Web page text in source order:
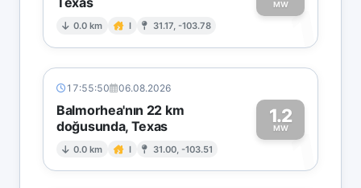
0.0 km I 31.17, -103.78
MW1
17:55:50 06.08.2026
Balmorhea'nın 22 km
doğusunda, Texas
0.0 km I 31.00, -103.51
1.2
MW1